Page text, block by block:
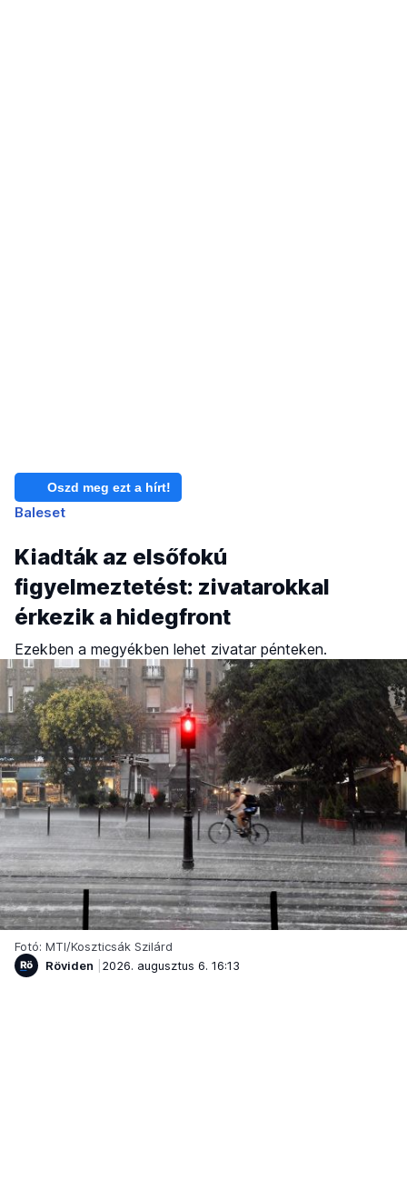
Oszd meg ezt a hírt!
Baleset
Kiadták az elsőfokú
figyelmeztetést: zivatarokkal
érkezik a hidegfront
Ezekben a megyékben lehet zivatar pénteken.
Fotó: MTI/Koszticsák Szilárd
Röviden
2026. augusztus 6. 16:13